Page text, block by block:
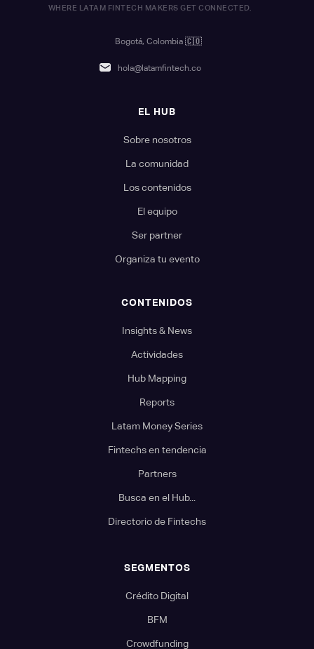
WHERE LATAM FINTECH MAKERS GET CONNECTED.
Bogotá, Colombia 🇨🇴
hola@latamfintech.co
EL HUB
Sobre nosotros
La comunidad
Los contenidos
El equipo
Ser partner
Organiza tu evento
CONTENIDOS
Insights & News
Actividades
Hub Mapping
Reports
Latam Money Series
Fintechs en tendencia
Partners
Busca en el Hub...
Directorio de Fintechs
SEGMENTOS
Crédito Digital
BFM
Crowdfunding